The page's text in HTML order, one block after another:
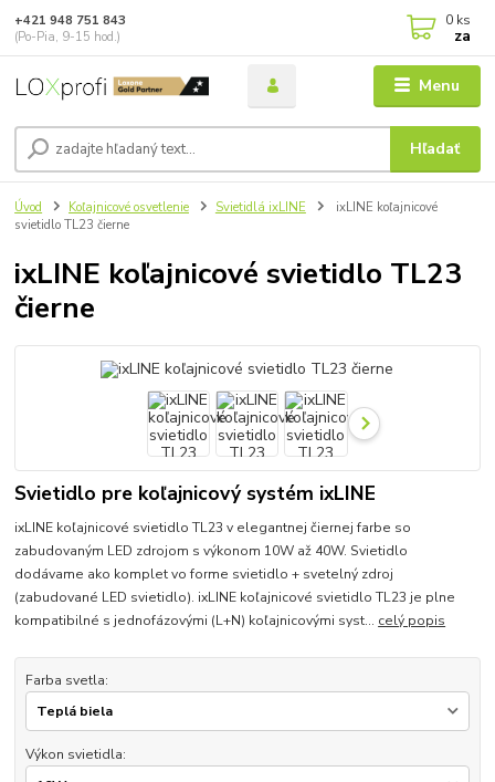
Menu
Hľadať
+421 948 751 843
(Po-Pia, 9-15 hod.)
0 ks
za
Úvod Koľajnicové osvetlenie Svietidlá ixLINE
ixLINE koľajnicové
svietidlo TL23 čierne
ixLINE koľajnicové svietidlo TL23
čierne
Svietidlo pre koľajnicový systém ixLINE
ixLINE koľajnicové svietidlo TL23 v elegantnej čiernej farbe so
zabudovaným LED zdrojom s výkonom 10W až 40W. Svietidlo
dodávame ako komplet vo forme svietidlo + svetelný zdroj
(zabudované LED svietidlo). ixLINE koľajnicové svietidlo TL23 je plne
kompatibilné s jednofázovými (L+N) koľajnicovými syst... celý popis
Farba svetla:
Výkon svietidla: